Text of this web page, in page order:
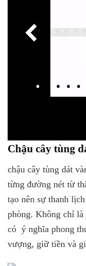
Chậu cây tùng
chậu cây tùng dát
từng đường nét từ
tạo nên sự thanh
phòng. Không chỉ là
có ý nghĩa phong
vượng, giữ tiền và